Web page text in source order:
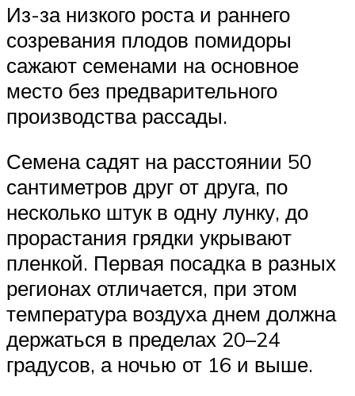
Из-за низкого роста и раннего
созревания плодов помидоры
сажают семенами на основное
место без предварительного
производства рассады.
Семена садят на расстоянии 50
сантиметров друг от друга, по
несколько штук в одну лунку, до
прорастания грядки укрывают
пленкой. Первая посадка в разных
регионах отличается, при этом
температура воздуха днем должна
держаться в пределах 20–24
градусов, а ночью от 16 и выше.